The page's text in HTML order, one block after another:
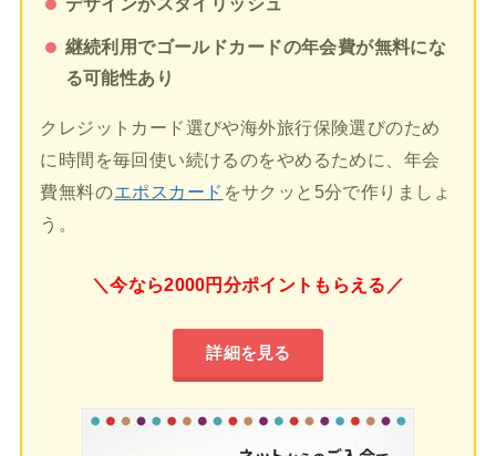
継続利用でゴールドカードの年会費が無料にな
る可能性あり
クレジットカード選びや海外旅行保険選びのため
に時間を毎回使い続けるのをやめるために、年会
費無料のエポスカード をサクッと5分で作りましょ
う。
＼今なら2000円分ポイントもらえる／
詳細を見る